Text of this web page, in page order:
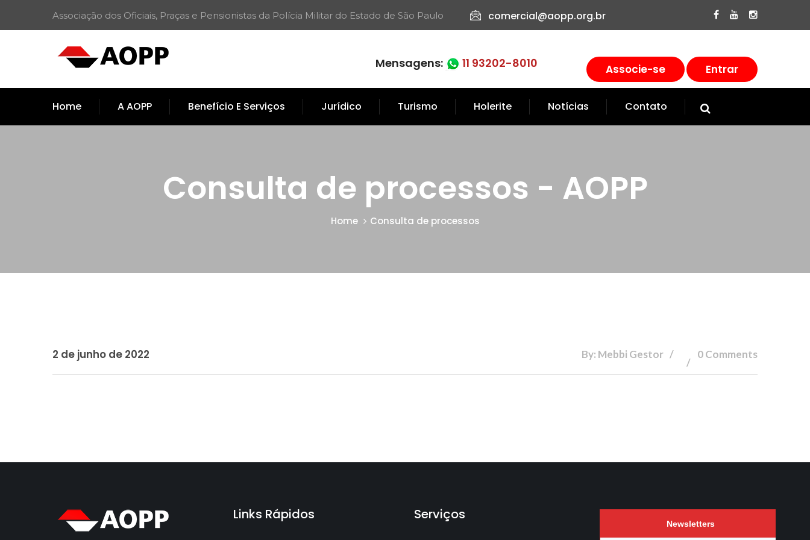
Associação dos Oficiais, Praças e Pensionistas da Polícia Militar do Estado de São Paulo​ comercial@aopp.org.br
Mensagens: 11 93202-8010 Associe-se Entrar
Home A AOPP Benefício E Serviços Jurídico Turismo Holerite Notícias Contato
Consulta de processos - AOPP
Home Consulta de processos
2 de junho de 2022 By: Mebbi Gestor 0 Comments
Links Rápidos Serviços